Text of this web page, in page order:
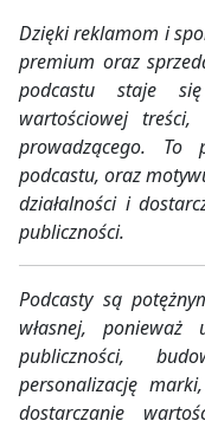
Dzięki reklamom i
premium oraz
podcastu staje
wartościowej
prowadzącego.
podcastu, oraz
działalności i
publiczności.
Podcasty są
własnej,
publiczności,
personalizację
dostarczanie